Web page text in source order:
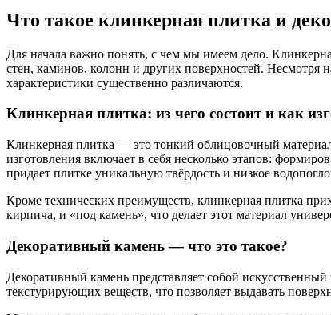
Что такое клинкерная плитка и
Для начала важно понять, с чем мы имеем дело.
стен, каминов, колонн и других поверхностей.
характеристики существенно различаются.
Клинкерная плитка: из чего состоит и как
Клинкерная плитка — это тонкий облицовочный
изготовления включает в себя несколько этапов:
придает плитке уникальную твёрдость и низкое
Кроме технических преимуществ, клинкерная плитка
кирпича, и «под камень», что делает этот материал
Декоративный камень — что это такое?
Декоративный камень представляет собой
текстурирующих веществ, что позволяет выдавать